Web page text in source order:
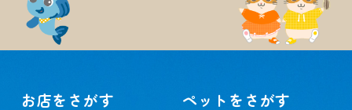
お店をさがす ペットをさがす